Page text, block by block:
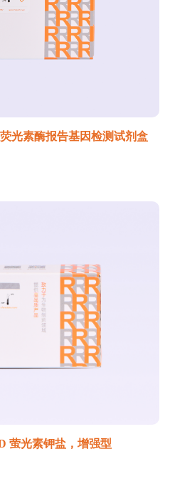
光素酶报告基因检测试剂盒
萤光素钾盐，增强型